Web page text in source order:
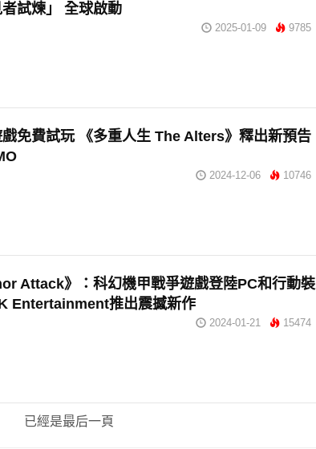
者試煉」 全球啟動
2025-01-09 9785
免費試玩 《多重人生 The Alters》釋出新預告
2024-12-06 10746
Attack》：科幻機甲戰爭遊戲登陸PC和行動裝
Entertainment推出震撼新作
2024-01-21 15474
已經是最后一頁